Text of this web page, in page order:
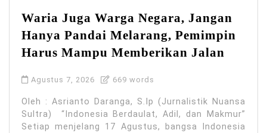
Waria Juga Warga Negara, Jangan
Hanya Pandai Melarang, Pemimpin
Harus Mampu Memberikan Jalan
Agustus 7, 2026 669 words
Oleh : Asrianto Daranga, S.Ip (Jurnalistik Nuansa
Sultra) “Indonesia Berdaulat, Adil, dan Makmur”
Setiap menjelang 17 Agustus, bangsa Indonesia